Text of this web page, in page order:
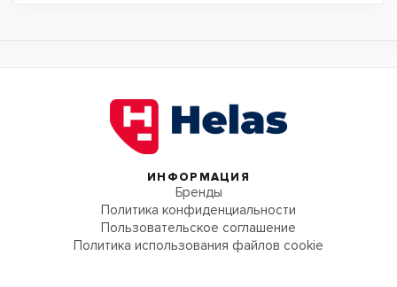
ИНФОРМАЦИЯ
Бренды
Политика конфиденциальности
Пользовательское соглашение
Политика использования файлов cookie